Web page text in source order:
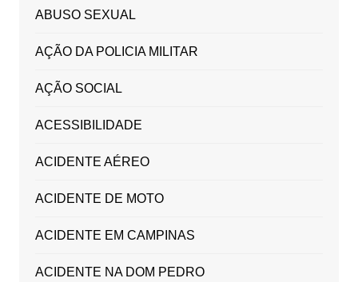
ABUSO SEXUAL
AÇÃO DA POLICIA MILITAR
AÇÃO SOCIAL
ACESSIBILIDADE
ACIDENTE AÉREO
ACIDENTE DE MOTO
ACIDENTE EM CAMPINAS
ACIDENTE NA DOM PEDRO